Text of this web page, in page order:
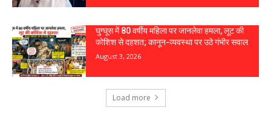
घुग्घूस में 80 वर्षीय महिला पर जानलेवा हमला, लूट की
कोशिश से दहशत; कानून-व्यवस्था पर उठे गंभीर सवाल
August 3, 2026
Load more